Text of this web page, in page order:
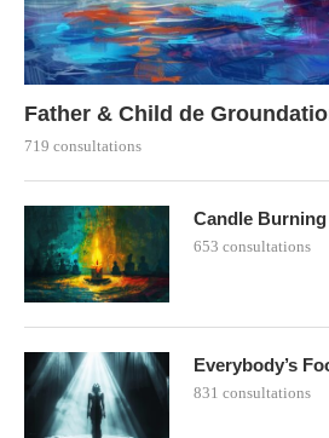
Father & Child de
719 consultations
Candle
653 consultations
Everybody’s
831 consultations